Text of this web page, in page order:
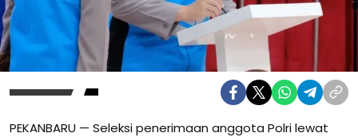
PEKANBARU — Seleksi penerimaan anggota Polri lewat